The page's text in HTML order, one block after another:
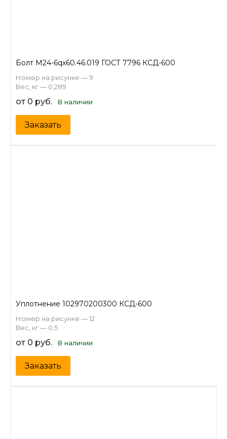
Болт М24-6qх60.46.019 ГОСТ 7796 КСД-600
Номер на рисунке — 9
Вес, кг — 0,289
от 0 руб. В наличии
Заказать
Уплотнение 102970200300 КСД-600
Номер на рисунке — 12
Вес, кг — 0,5
от 0 руб. В наличии
Заказать